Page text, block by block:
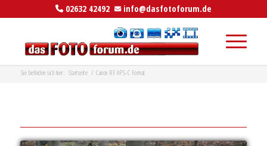
02632 42492 info@dasfotoforum.de
Sie befinden sich hier: Startseite / Canon RF APS-C Format